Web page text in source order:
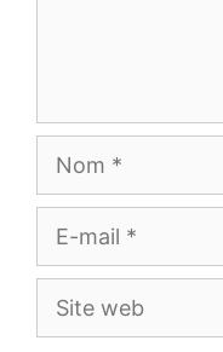
Nom
E-
mail
Site
web